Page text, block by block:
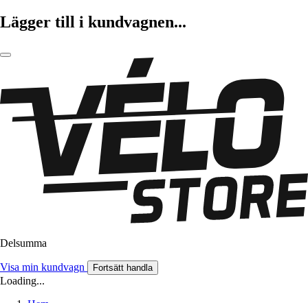
Lägger till i kundvagnen...
Delsumma
Visa min kundvagn Fortsätt handla
Loading...